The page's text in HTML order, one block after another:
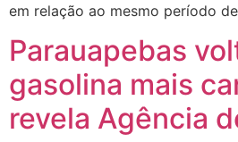
em relação ao mesmo período
Parauapebas
gasolina mais
revela Agência